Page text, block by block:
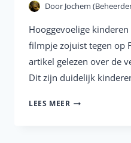
Door Jochem
Hooggevoelige
filmpje zojuist tegen op
artikel gelezen over de
Dit zijn duidelijk
LEES MEER IK